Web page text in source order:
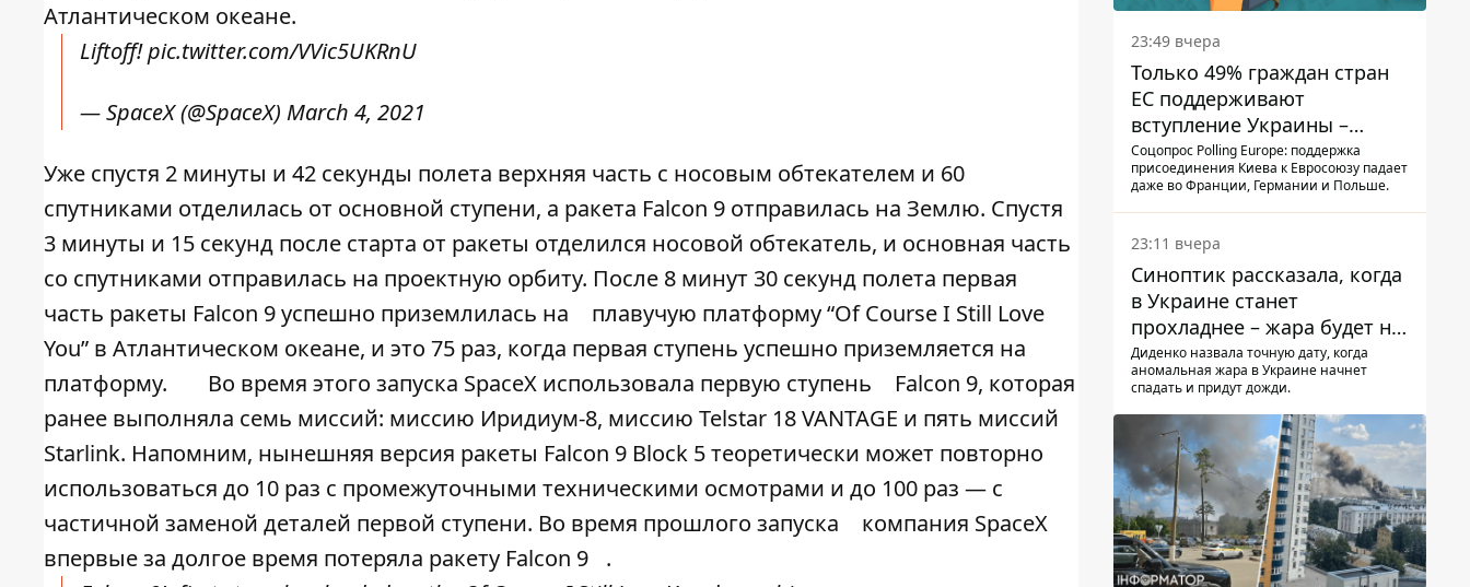
Атлантическом океане.
Liftoff!pic.twitter.com/VVic5UKRnU
— SpaceX (@SpaceX) March 4, 2021
Уже спустя 2 минуты и 42 секунды полета верхняя часть с носовым обтекателем и 60
спутниками отделилась от основной ступени, а ракета Falcon 9 отправилась на Землю. Спустя
3 минуты и 15 секунд после старта от ракеты отделился носовой обтекатель, и основная часть
со спутниками отправилась на проектную орбиту. После 8 минут 30 секунд полета первая
часть ракеты Falcon 9 успешно приземлилась на
плавучую платформу “Of Course I Still Love
You” в Атлантическом океане, и это 75 раз, когда первая ступень успешно приземляется на
платформу.
Во время этого запуска SpaceX использовала первую ступень
Falcon 9, которая
ранее выполняла семь миссий: миссию Иридиум-8, миссию Telstar 18 VANTAGE и пять миссий
Starlink. Напомним, нынешняя версия ракеты Falcon 9 Block 5 теоретически может повторно
использоваться до 10 раз с промежуточными техническими осмотрами и до 100 раз — с
частичной заменой деталей первой ступени. Во время прошлого запуска
компания SpaceX
впервые за долгое время потеряла ракету Falcon 9
.
23:49 вчера
Только 49% граждан стран
ЕС поддерживают
вступление Украины –
результаты опроса
Соцопрос Polling Europe: поддержка
присоединения Киева к Евросоюзу падает
даже во Франции, Германии и Польше.
23:11 вчера
Синоптик рассказала, когда
в Украине станет
прохладнее – жара будет не
долго
Диденко назвала точную дату, когда
аномальная жара в Украине начнет
спадать и придут дожди.